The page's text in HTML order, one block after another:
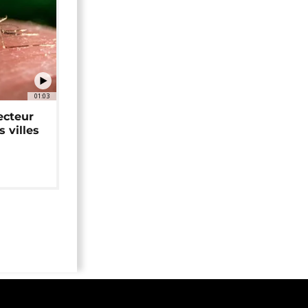
01:03
villes